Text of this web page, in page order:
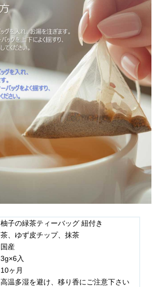
柚子の緑茶ティーバッグ 紐付き
茶、ゆず皮チップ、抹茶
国産
3g×6入
10ヶ月
高温多湿を避け、移り香にご注意下さい